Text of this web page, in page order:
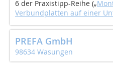
6 der Praxistipp-Reihe („
Verbundplatten auf einer
PREFA GmbH
98634 Wasungen